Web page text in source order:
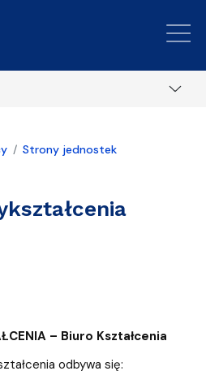
Strony jednostek
– Biuro Kształcenia
odbywa się: